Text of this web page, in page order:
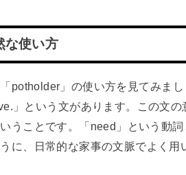
な使い方
potholder」の使い方を見てみま
」という文があります。この文
うことです。「need」という動
に、日常的な家事の文脈でよく用